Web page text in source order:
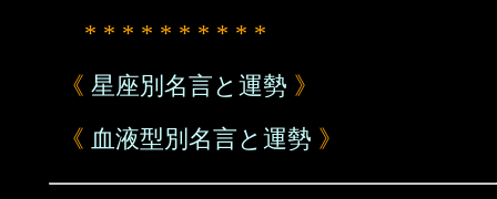
* * * * * * * * * *
《 星座別名言と運勢 》
《 血液型別名言と運勢 》